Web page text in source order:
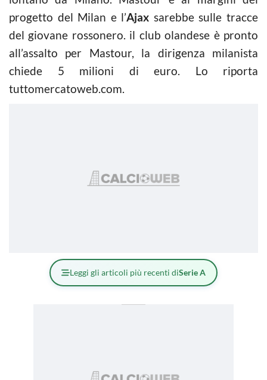
progetto del Milan e l’Ajax sarebbe sulle tracce
del giovane rossonero. il club olandese è pronto
all’assalto per Mastour, la dirigenza milanista
chiede 5 milioni di euro. Lo riporta
tuttomercatoweb.com.
Leggi gli articoli più recenti diSerie A